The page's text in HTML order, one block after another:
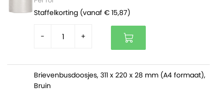
Staffelkorting (vanaf € 15,87)
- +
Brievenbusdoosjes, 311 x 220 x 28 mm (A4 formaat),
Bruin